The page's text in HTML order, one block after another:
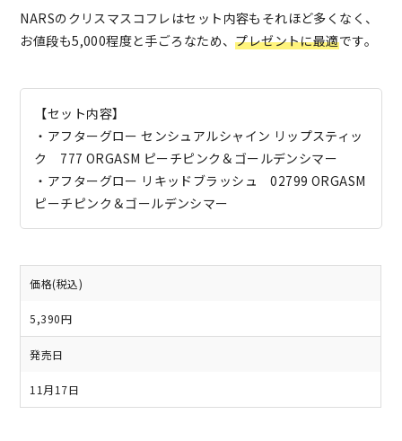
NARSのクリスマスコフレはセット内容もそれほど多くなく、
お値段も5,000程度と手ごろなため、プレゼントに最適です。
【セット内容】
・アフターグロー センシュアルシャイン リップスティッ
ク 777 ORGASM ピーチピンク＆ゴールデンシマー
・アフターグロー リキッドブラッシュ 02799 ORGASM
ピーチピンク＆ゴールデンシマー
価格(税込)
5,390円
発売日
11月17日